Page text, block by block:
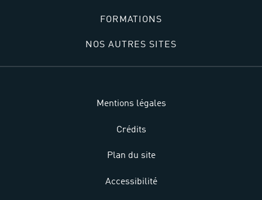
FORMATIONS
NOS AUTRES SITES
Mentions légales
Crédits
Plan du site
Accessibilité